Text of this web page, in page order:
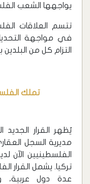
يواجهها الشعب
تتسم العلاقات
في مواجهة
التزام كل من
تملك
يُظهر القرار
مديرية السجل
الفلسطينيين
تركيا. يشمل القرار
عدة دول